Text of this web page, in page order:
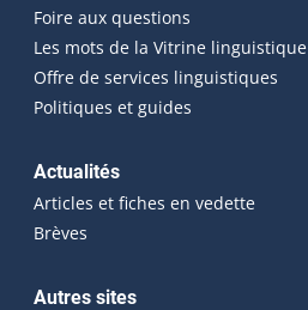
Foire aux questions
Les mots de la Vitrine linguistique
Offre de services linguistiques
Politiques et guides
Actualités
Articles et fiches en vedette
Brèves
Autres sites